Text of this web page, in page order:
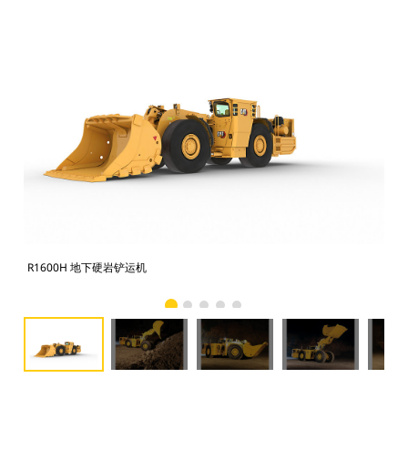
R1600H 地下硬岩铲运机